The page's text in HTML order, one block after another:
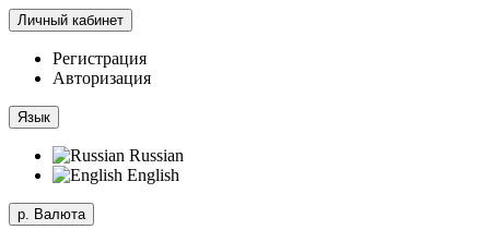
Личный кабинет
Регистрация
Авторизация
Язык
Russian
English
р. Валюта